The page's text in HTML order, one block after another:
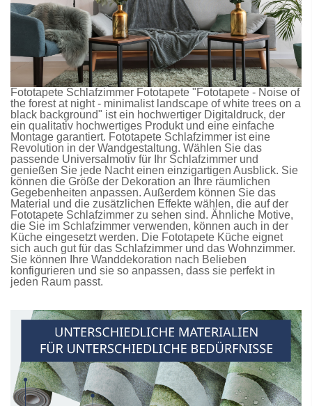
Fototapete Schlafzimmer Fototapete "Fototapete - Noise of
the forest at night - minimalist landscape of white trees on a
black background" ist ein hochwertiger Digitaldruck, der
ein qualitativ hochwertiges Produkt und eine einfache
Montage garantiert. Fototapete Schlafzimmer ist eine
Revolution in der Wandgestaltung. Wählen Sie das
passende Universalmotiv für Ihr Schlafzimmer und
genießen Sie jede Nacht einen einzigartigen Ausblick. Sie
können die Größe der Dekoration an Ihre räumlichen
Gegebenheiten anpassen. Außerdem können Sie das
Material und die zusätzlichen Effekte wählen, die auf der
Fototapete Schlafzimmer zu sehen sind. Ähnliche Motive,
die Sie im Schlafzimmer verwenden, können auch in der
Küche eingesetzt werden. Die Fototapete Küche eignet
sich auch gut für das Schlafzimmer und das Wohnzimmer.
Sie können Ihre Wanddekoration nach Belieben
konfigurieren und sie so anpassen, dass sie perfekt in
jeden Raum passt.